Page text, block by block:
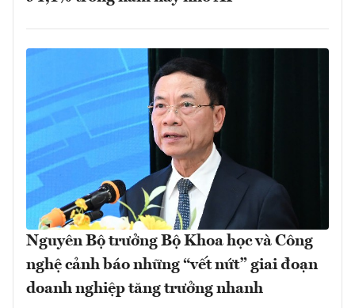
Nguyên Bộ trưởng Bộ Khoa học và Công
nghệ cảnh báo những “vết nứt” giai đoạn
doanh nghiệp tăng trưởng nhanh